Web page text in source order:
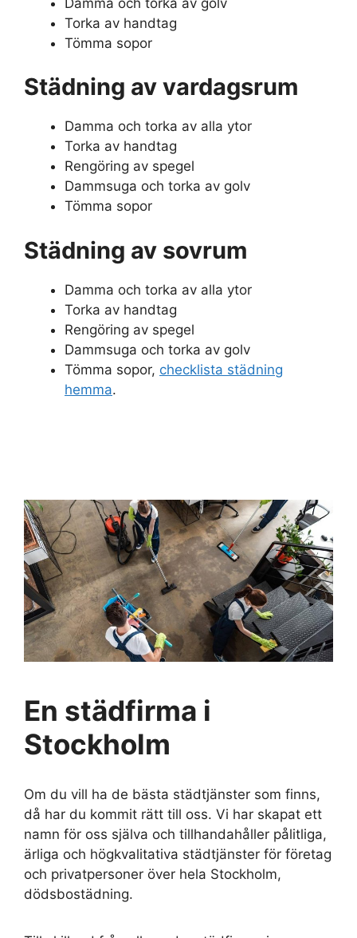
Torka av handtag
Tömma sopor
Städning av vardagsrum
Damma och torka av alla ytor
Torka av handtag
Rengöring av spegel
Dammsuga och torka av golv
Tömma sopor
Städning av sovrum
Damma och torka av alla ytor
Torka av handtag
Rengöring av spegel
Dammsuga och torka av golv
Tömma sopor, checklista städning
hemma.
En städfirma i
Stockholm
Om du vill ha de bästa städtjänster som finns,
då har du kommit rätt till oss. Vi har skapat ett
namn för oss själva och tillhandahåller pålitliga,
ärliga och högkvalitativa städtjänster för företag
och privatpersoner över hela Stockholm,
dödsbostädning.